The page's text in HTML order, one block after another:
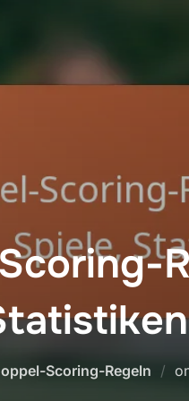
Scoring-Regeln